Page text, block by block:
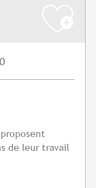
de leur travail